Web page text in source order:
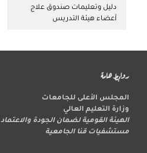
دليل وتعليمات صندوق علاج
أعضاء هيئة التدريس
روابط هامة
المجلس الأعلى للجامعات
وزارة التعليم العالي
الهيئة القومية لضمان الجودة والاعتماد
مستشفيات قنا الجامعية